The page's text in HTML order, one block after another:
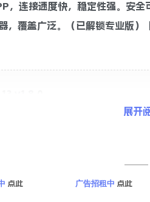
，连接速度快，稳定性强。安
，覆盖广泛。（已解锁专业版）
展开
———
点此 广告招租中 点此